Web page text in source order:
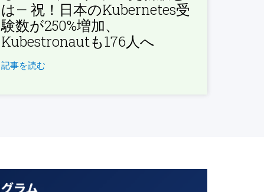
は— 祝！日本のKubernetes受
験数が250%増加、
Kubestronautも176人へ
記事を読む